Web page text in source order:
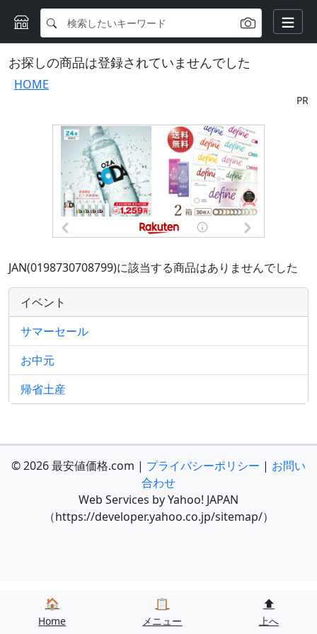
お探しの商品は登録されていませんでした
HOME
PR
JAN(0198730708799)に該当する商品はありませんでした
イベント
サマーセール
お中元
帰省土産
© 2026 最安値価格.com | プライバシーポリシー | お問い
合わせ
Web Services by Yahoo! JAPAN
（https://developer.yahoo.co.jp/sitemap/）
🏠
Home
📋
メニュー
⬆️
上へ